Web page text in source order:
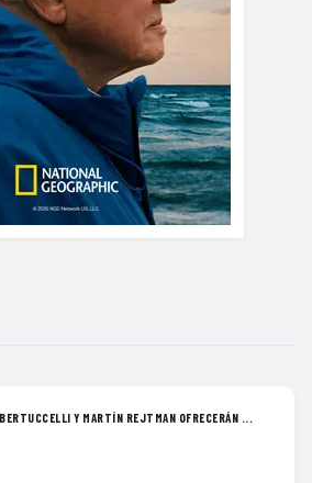
Y MARTÍN REJTMAN OFRECERÁN ...